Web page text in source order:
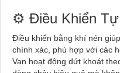
⚙️ Điều Khiển
Điều khiển bằng khí nén
chính xác, phù hợp với các
Van hoạt động dứt khoát